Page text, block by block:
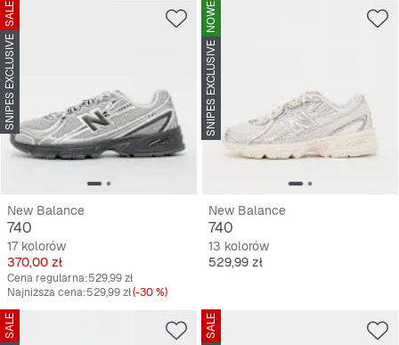
SALE
SNIPES EXCLUSIVE
New Balance
740
17 kolorów
Cena
370,00 zł
Cena regularna:529,99 zł
Najniższa cena:529,99 zł(-30 %)
NOWE
SNIPES EXCLUSIVE
New Balance
740
13 kolorów
Cena
529,99 zł
SALE SALE